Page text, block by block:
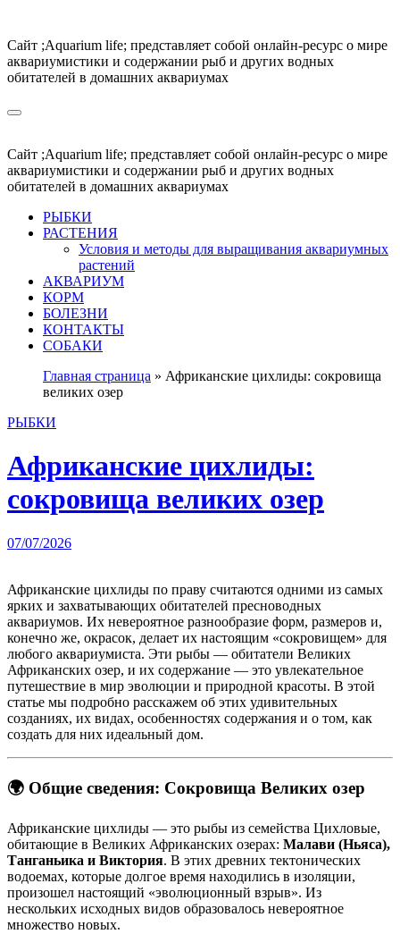
содержимому
Сайт ;Aquarium life; представляет собой онлайн-ресурс о мире
аквариумистики и содержании рыб и других водных
обитателей в домашних аквариумах
Сайт ;Aquarium life; представляет собой онлайн-ресурс о мире
аквариумистики и содержании рыб и других водных
обитателей в домашних аквариумах
РЫБКИ
РАСТЕНИЯ
Условия и методы для выращивания аквариумных
растений
АКВАРИУМ
КОРМ
БОЛЕЗНИ
КОНТАКТЫ
СОБАКИ
Главная страница » Африканские цихлиды: сокровища
великих озер
РЫБКИ
Африканские цихлиды:
сокровища великих озер
07/07/2026
Африканские цихлиды по праву считаются одними из самых
ярких и захватывающих обитателей пресноводных
аквариумов. Их невероятное разнообразие форм, размеров и,
конечно же, окрасок, делает их настоящим «сокровищем» для
любого аквариумиста. Эти рыбы — обитатели Великих
Африканских озер, и их содержание — это увлекательное
путешествие в мир эволюции и природной красоты. В этой
статье мы подробно расскажем об этих удивительных
созданиях, их видах, особенностях содержания и о том, как
создать для них идеальный дом.
🌍 Общие сведения: Сокровища Великих озер
Африканские цихлиды — это рыбы из семейства Цихловые,
обитающие в Великих Африканских озерах: Малави (Ньяса),
Танганьика и Виктория. В этих древних тектонических
водоемах, которые долгое время находились в изоляции,
произошел настоящий «эволюционный взрыв». Из
нескольких исходных видов образовалось невероятное
множество новых.